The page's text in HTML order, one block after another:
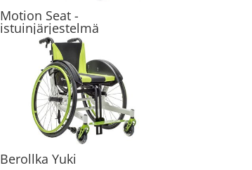
Motion Seat -
istuinjärjestelmä
Berollka Yuki